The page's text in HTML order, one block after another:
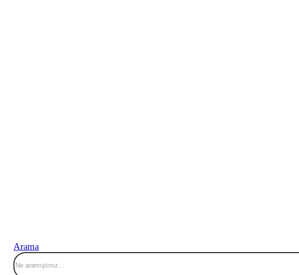
Arama